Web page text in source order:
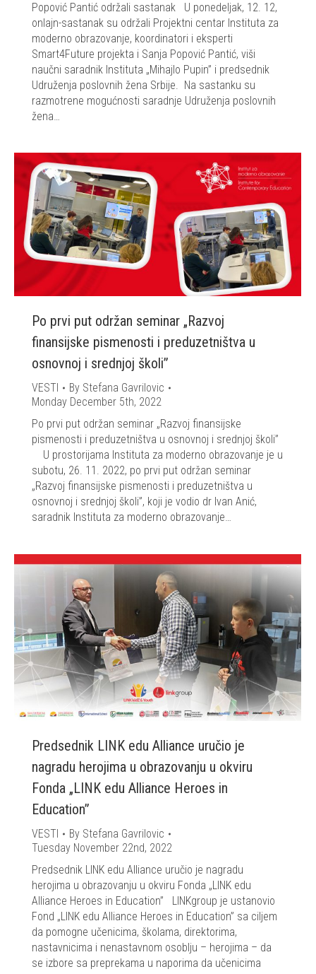
Popović Pantić održali sastanak U ponedeljak, 12. 12,
onlajn-sastanak su održali Projektni centar Instituta za
moderno obrazovanje, koordinatori i eksperti
Smart4Future projekta i Sanja Popović Pantić, viši
naučni saradnik Instituta „Mihajlo Pupin” i predsednik
Udruženja poslovnih žena Srbije. Na sastanku su
razmotrene mogućnosti saradnje Udruženja poslovnih
žena…
Po prvi put održan seminar „Razvoj
finansijske pismenosti i preduzetništva u
osnovnoj i srednjoj školi”
VESTI By Stefana Gavrilovic
Monday December 5th, 2022
Po prvi put održan seminar „Razvoj finansijske
pismenosti i preduzetništva u osnovnoj i srednjoj školi”
U prostorijama Instituta za moderno obrazovanje je u
subotu, 26. 11. 2022, po prvi put održan seminar
„Razvoj finansijske pismenosti i preduzetništva u
osnovnoj i srednjoj školi”, koji je vodio dr Ivan Anić,
saradnik Instituta za moderno obrazovanje…
Predsednik LINK edu Alliance uručio je
nagradu herojima u obrazovanju u okviru
Fonda „LINK edu Alliance Heroes in
Education”
VESTI By Stefana Gavrilovic
Tuesday November 22nd, 2022
Predsednik LINK edu Alliance uručio je nagradu
herojima u obrazovanju u okviru Fonda „LINK edu
Alliance Heroes in Education” LINKgroup je ustanovio
Fond „LINK edu Alliance Heroes in Education” sa ciljem
da pomogne učenicima, školama, direktorima,
nastavnicima i nenastavnom osoblju – herojima – da
se izbore sa preprekama u naporima da učenicima